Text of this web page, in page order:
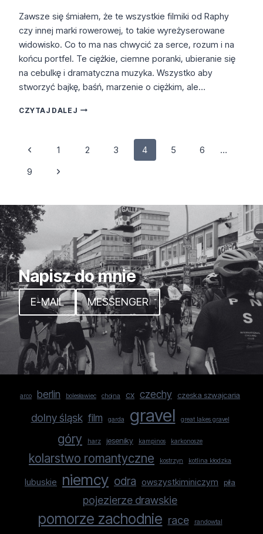
Zawsze się śmiałem, że te wszystkie filmiki od Raphy
czy innej marki rowerowej, to takie wyreżyserowane
widowisko. Co to ma nas chwycić za serce, rozum i na
końcu portfel. Te ciężkie, ciemne poranki, ubieranie się
na cebulkę i dramatyczna muzyka. Wszystko aby
stworzyć bajkę, baśń, marzenie o ciężkim, ale…
CZYTAJ DALEJODER:
Nawigacja
strony
Poprzednia
strona
1 2 3 4 5 6
…
9
Następna
Napisz do mnie
E-MAIL MESSENGER
arco berlin bolesławiec chojna cx czechy czeska szwajcaria
dolny śląsk film garda gravel great lakes gravel
góry harz jeseniky kampinos karkonosze
kolarstwo romantyczne kostrzyn kotlina kłodzka
lubuskie niemcy odra owszystkiminiczym piła
pojezierze drawskie
pomorze zachodnie race randowtal